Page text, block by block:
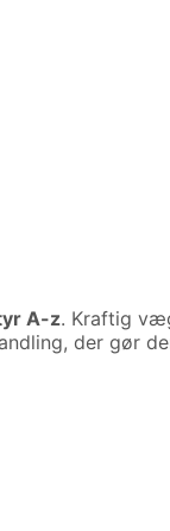
A-z. Kraftig
der gør